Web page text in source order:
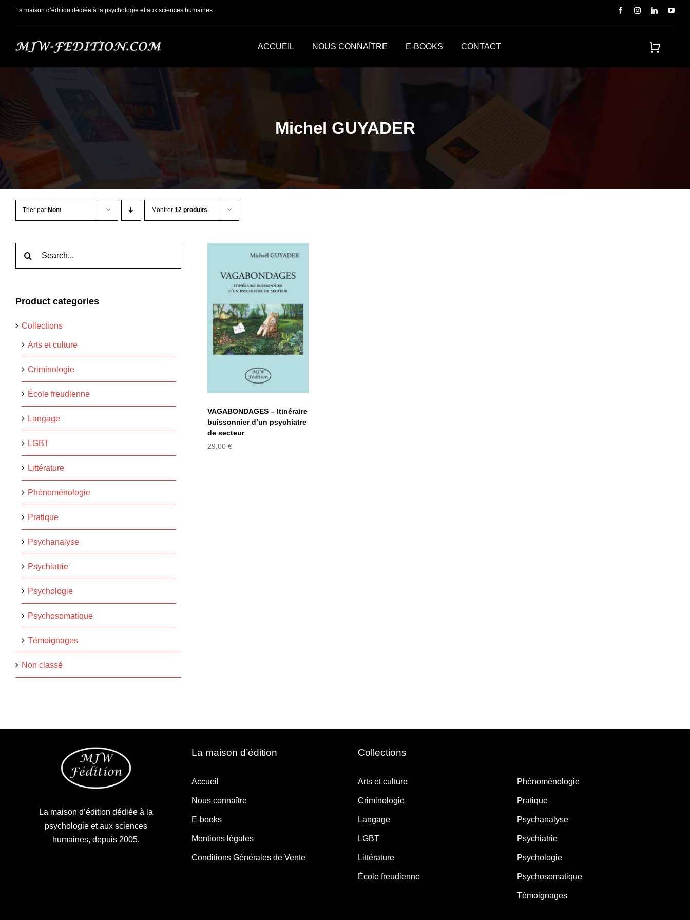
PasserLa maison d’édition dédiée à la psychologie et aux sciences humaines
ACCUEIL NOUS CONNAÎTRE E-BOOKS CONTACT
Michel GUYADER
Trier par Nom Montrer 12 produits
Product categories
Collections
Arts et culture
Criminologie
École freudienne
Langage
LGBT
Littérature
Phénoménologie
Pratique
Psychanalyse
Psychiatrie
Psychologie
Psychosomatique
Témoignages
Non classé
– Itinéraire
buissonnier d’un
psychiatre de
secteur
VAGABONDAGES – Itinéraire
buissonnier d’un psychiatre
de secteur
29,00 €
La maison d’édition dédiée à la
psychologie et aux sciences
humaines, depuis 2005.
La maison d’édition
Accueil
Nous connaître
E-books
Mentions légales
Conditions Générales de Vente
Collections
Arts et culture
Criminologie
Langage
LGBT
Littérature
École freudienne
Phénoménologie
Pratique
Psychanalyse
Psychiatrie
Psychologie
Psychosomatique
Témoignages